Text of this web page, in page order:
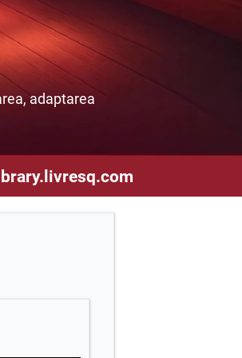
adaptarea